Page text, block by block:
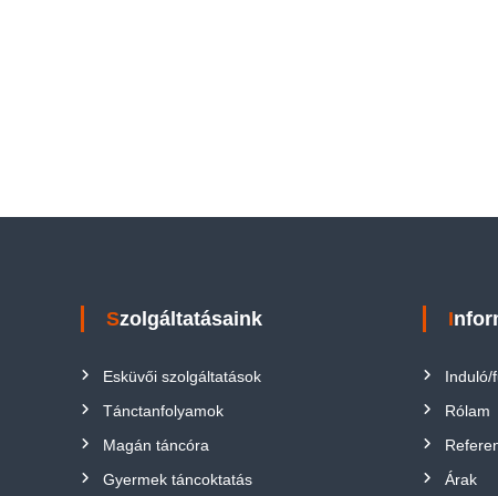
Szolgáltatásaink
Esküvői szolgáltatások
Tánctanfolyamok
Magán táncóra
Gyermek táncoktatás
Induló/
Rólam
Árak